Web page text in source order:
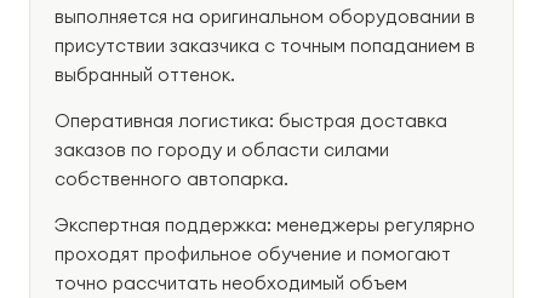
выполняется на оригинальном оборудовании в
присутствии заказчика с точным попаданием в
выбранный оттенок.
Оперативная логистика: быстрая доставка
заказов по городу и области силами
собственного автопарка.
Экспертная поддержка: менеджеры регулярно
проходят профильное обучение и помогают
точно рассчитать необходимый объем